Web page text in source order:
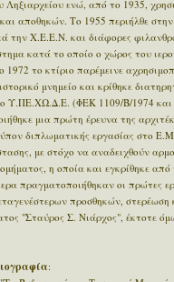
Ληξιαρχείου ενώ, από το 1935,
αποθηκών. Το 1955 περιήλθε
την Χ.Ε.Ε.Ν. και διάφορες
κατά το οποίο ο χώρος του
1972 το κτίριο παρέμεινε
μνημείο και κρίθηκε
Υ.ΠΕ.ΧΩ.Δ.Ε. (ΦΕΚ 1109/Β/1974 και
μια πρώτη έρευνα της
διπλωματικής εργασίας στο
με στόχο να αναδειχθούν
η οποία και εγκρίθηκε
πραγματοποιήθηκαν οι πρώτες
προσθηκών, στερέωση
"Σταύρος Σ. Νιάρχος", έκτοτε
: